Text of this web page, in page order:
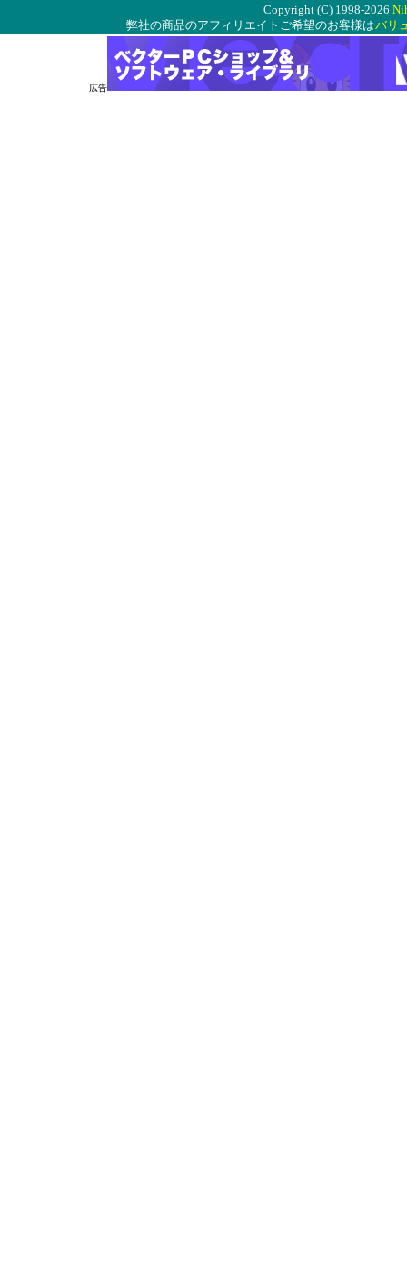
Copyright (C) 1998-2026
弊社の商品のアフィリエイトご希望のお客様はバリ
広告